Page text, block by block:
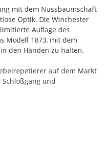
mit dem Nussbaumschaft
Optik. Die Winchester
Auflage des
Modell 1873, mit dem
den Händen zu halten.
auf dem Markt
und